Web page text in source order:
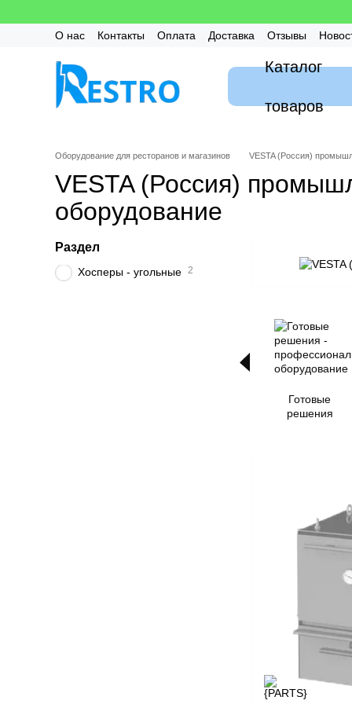
О нас
Контакты Оплата Доставка Отзывы
Каталог
товаров
Оборудование для ресторанов и магазинов VESTA (Россия)
VESTA (Россия)
оборудование
Готовые
решения
Раздел
Хосперы - угольные 2